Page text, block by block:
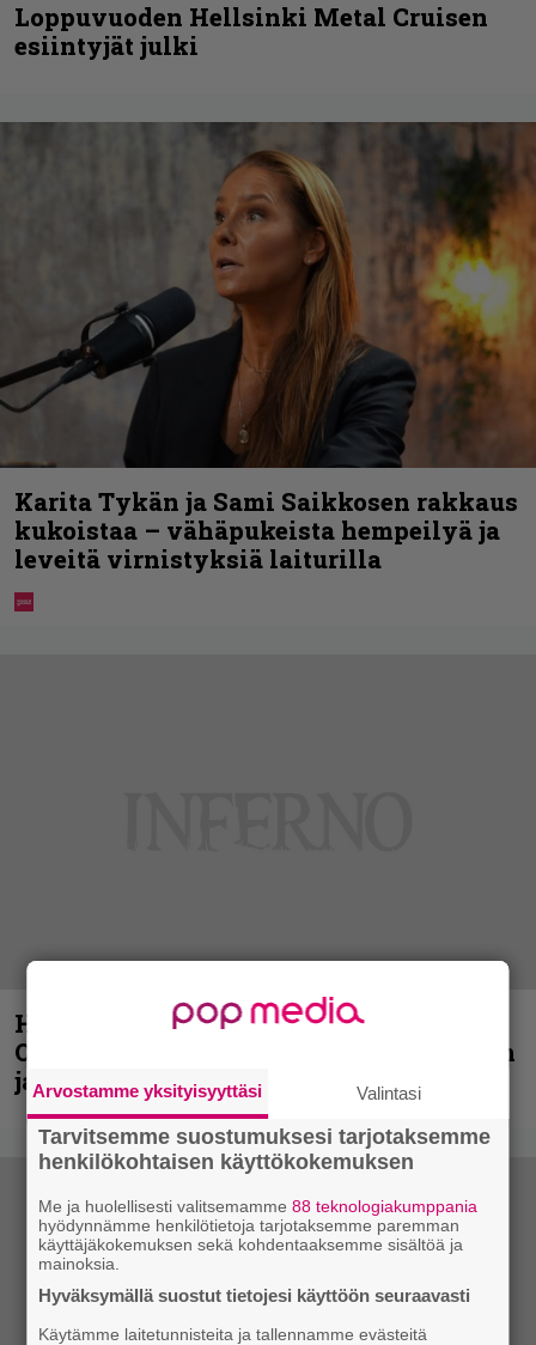
Loppuvuoden Hellsinki Metal Cruisen
esiintyjät julki
Karita Tykän ja Sami Saikkosen rakkaus
kukoistaa – vähäpukeista hempeilyä ja
leveitä virnistyksiä laiturilla
Hellsinki Metal Festival kuvina, osa 2:
Opeth, Misþyrming, Eluveitie, Triptykon
ja muita lauantain esiintyjiä
Arvostamme yksityisyyttäsi Valintasi
Tarvitsemme suostumuksesi tarjotaksemme
henkilökohtaisen käyttökokemuksen
Me ja huolellisesti valitsemamme88 teknologiakumppania
hyödynnämme henkilötietoja tarjotaksemme paremman
käyttäjäkokemuksen sekä kohdentaaksemme sisältöä ja
mainoksia.
Hyväksymällä suostut tietojesi käyttöön seuraavasti
Käytämme laitetunnisteita ja tallennamme evästeitä